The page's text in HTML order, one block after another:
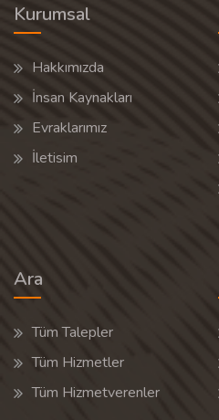
Kurumsal
Hakkımızda
İnsan Kaynakları
Evraklarımız
İletisim
Ara
Tüm Talepler
Tüm Hizmetler
Tüm Hizmetverenler